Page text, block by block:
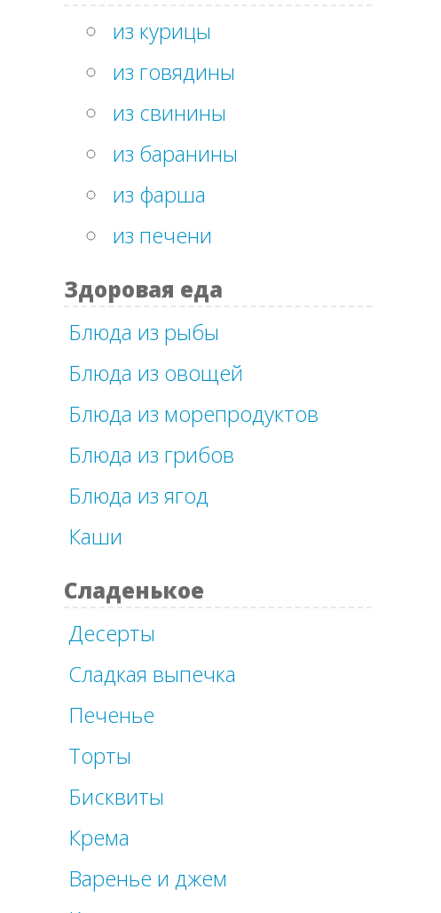
из курицы
из говядины
из свинины
из баранины
из фарша
из печени
Здоровая еда
Блюда из рыбы
Блюда из овощей
Блюда из морепродуктов
Блюда из грибов
Блюда из ягод
Каши
Сладенькое
Десерты
Сладкая выпечка
Печенье
Торты
Бисквиты
Крема
Варенье и джем